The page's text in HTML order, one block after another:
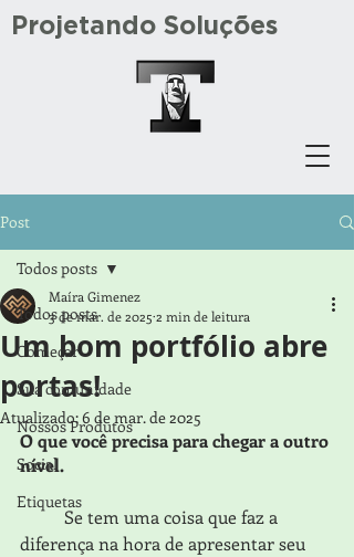
Projetando Soluções
Post
Todos posts
Começar
Sua comunidade
Nossos Produtos
Social
Etiquetas
Todos posts
Um bom portfólio abre
portas!
Maíra Gimenez
3 de mar. de 2025 2 min de leitura
Atualizado:6 de mar. de 2025
O que você precisa para chegar a outro
nível.
	Se tem uma coisa que faz a
diferença na hora de apresentar seu